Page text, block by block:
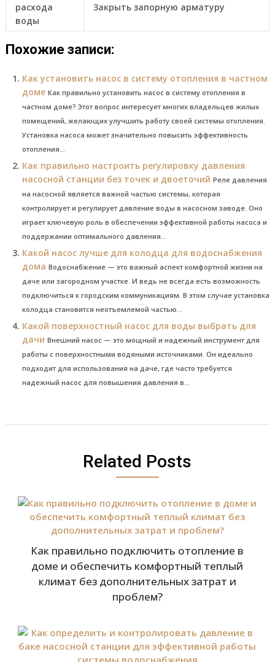
расхода
воды
Закрыть запорную арматуру
Похожие записи:
Как установить насос в систему отопления в частном
доме Как правильно установить насос в систему отопления в
частном доме? Этот вопрос интересует многих владельцев жилых
помещений, желающих улучшить работу своей системы отопления.
Установка насоса может значительно повысить эффективность
отопления...
Как правильно настроить регулировку давления
насосной станции без точек и двоеточий Реле давления
на насосной является важной частью системы, которая
контролирует и регулирует давление воды в насосном заводе. Оно
играет ключевую роль в обеспечении эффективной работы насоса и
поддержании оптимального давления...
Какой насос лучше для колодца для водоснабжения
дома Водоснабжение — это важный аспект комфортной жизни на
даче или загородном участке. И ведь не всегда есть возможность
подключиться к городским коммуникациям. В этом случае установка
колодца становится неотъемлемой частью...
Какой поверхностный насос для воды выбрать для
дачи Внешний насос — это мощный и надежный инструмент для
работы с поверхностными водяными источниками. Он идеально
подходит для использования на даче, где часто требуется
надежный насос для повышения давления в...
Related Posts
Как правильно подключить отопление в
доме и обеспечить комфортный теплый
климат без дополнительных затрат и
проблем?